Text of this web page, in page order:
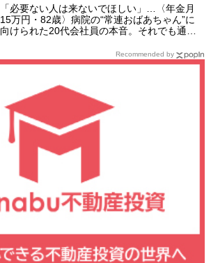
「必要ない人は来ないでほしい」…〈年金月
15万円・82歳〉病院の“常連おばあちゃん”に
向けられた20代会社員の本音。それでも通い
Recommended by